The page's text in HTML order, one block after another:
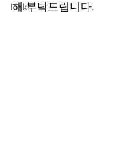
Links
해 부탁드립니다.